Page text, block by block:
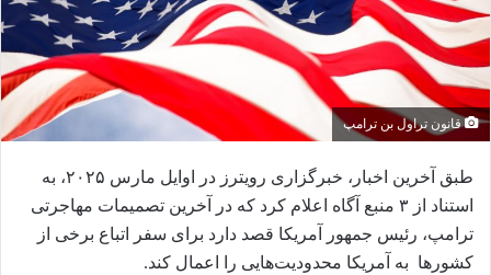
م
ی
ل
قانون تراول بن ترامپ
طبق آخرین اخبار، خبرگزاری رویترز در اوایل مارس ۲۰۲۵، به
استناد از ۳ منبع آگاه اعلام کرد که در آخرین تصمیمات مهاجرتی
ترامپ، رئیس جمهور آمریکا قصد دارد برای سفر اتباع برخی از
کشورها به آمریکا محدودیت‌هایی را اعمال کند.